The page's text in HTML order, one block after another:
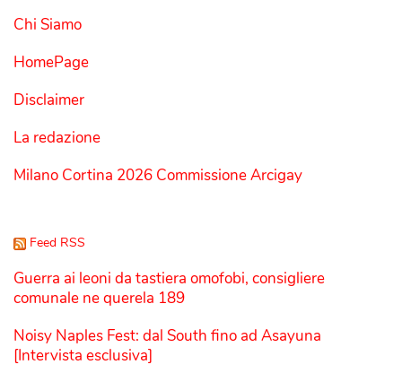
Chi Siamo
HomePage
Disclaimer
La redazione
Milano Cortina 2026 Commissione Arcigay
Feed RSS
Guerra ai leoni da tastiera omofobi, consigliere
comunale ne querela 189
Noisy Naples Fest: dal South fino ad Asayuna
[Intervista esclusiva]